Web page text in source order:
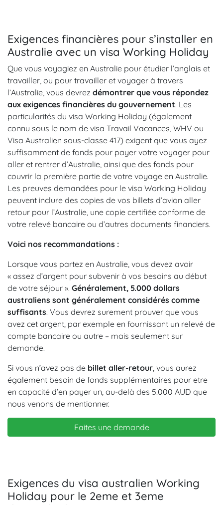
Exigences financières pour s’installer en
Australie avec un visa Working Holiday
Que vous voyagiez en Australie pour étudier l’anglais et
travailler, ou pour travailler et voyager à travers
l’Australie, vous devrez démontrer que vous répondez
aux exigences financières du gouvernement. Les
particularités du visa Working Holiday (également
connu sous le nom de visa Travail Vacances, WHV ou
Visa Australien sous-classe 417) exigent que vous ayez
suffisamment de fonds pour payer votre voyager pour
aller et rentrer d’Australie, ainsi que des fonds pour
couvrir la première partie de votre voyage en Australie.
Les preuves demandées pour le visa Working Holiday
peuvent inclure des copies de vos billets d’avion aller
retour pour l’Australie, une copie certifiée conforme de
votre relevé bancaire ou d’autres documents financiers.
Voici nos recommandations :
Lorsque vous partez en Australie, vous devez avoir
« assez d’argent pour subvenir à vos besoins au début
de votre séjour ». Généralement, 5.000 dollars
australiens sont généralement considérés comme
suffisants. Vous devrez surement prouver que vous
avez cet argent, par exemple en fournissant un relevé de
compte bancaire ou autre – mais seulement sur
demande.
Si vous n’avez pas de billet aller-retour, vous aurez
également besoin de fonds supplémentaires pour etre
en capacité d’en payer un, au-delà des 5.000 AUD que
nous venons de mentionner.
Faites une demande
Exigences du visa australien Working
Holiday pour le 2eme et 3eme